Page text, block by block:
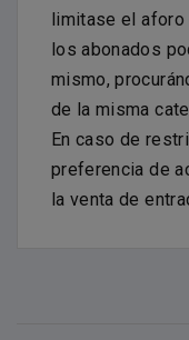
limitase el aforo
los abonados
mismo,
de la misma
En caso de
preferencia de
la venta de